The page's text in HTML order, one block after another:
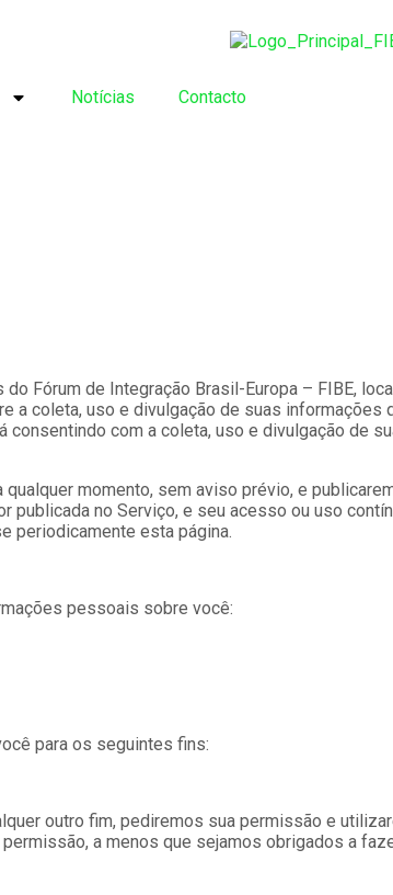
Notícias Contacto
Fórum de Integração Brasil-Europa – FIBE,
a coleta, uso e divulgação de suas
consentindo com a coleta, uso e divulgação
momento, sem aviso prévio, e
publicada no Serviço, e seu acesso ou uso
periodicamente esta página.
pessoais sobre você:
para os seguintes fins:
outro fim, pediremos sua permissão e
a menos que sejamos obrigados a